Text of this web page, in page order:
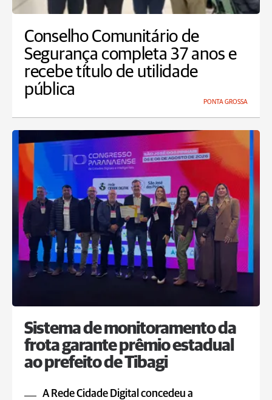
Conselho Comunitário de
Segurança completa 37 anos e
recebe título de utilidade
pública
PONTA GROSSA
Sistema de monitoramento da
frota garante prêmio estadual
ao prefeito de Tibagi
A Rede Cidade Digital concedeu a